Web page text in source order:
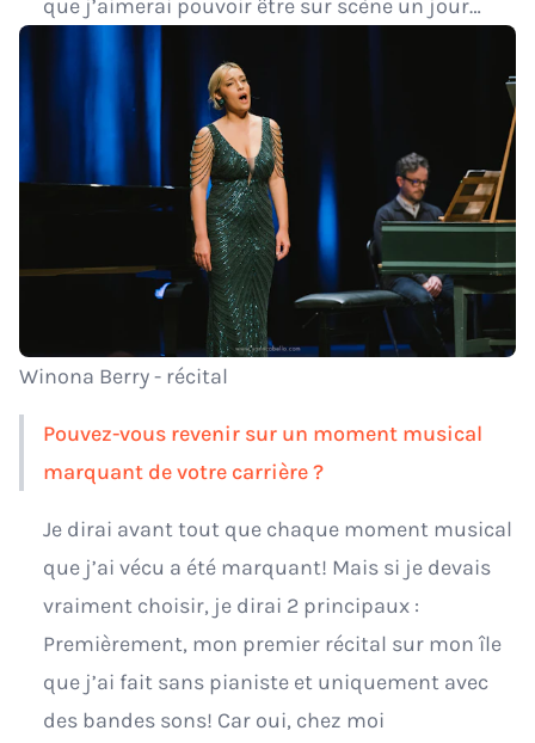
que j’aimerai pouvoir être sur scène un jour…
Winona Berry - récital
Pouvez-vous revenir sur un moment musical
marquant de votre carrière ?
Je dirai avant tout que chaque moment musical
que j’ai vécu a été marquant! Mais si je devais
vraiment choisir, je dirai 2 principaux :
Premièrement, mon premier récital sur mon île
que j’ai fait sans pianiste et uniquement avec
des bandes sons! Car oui, chez moi